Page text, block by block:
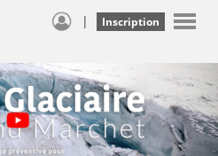
| Inscription